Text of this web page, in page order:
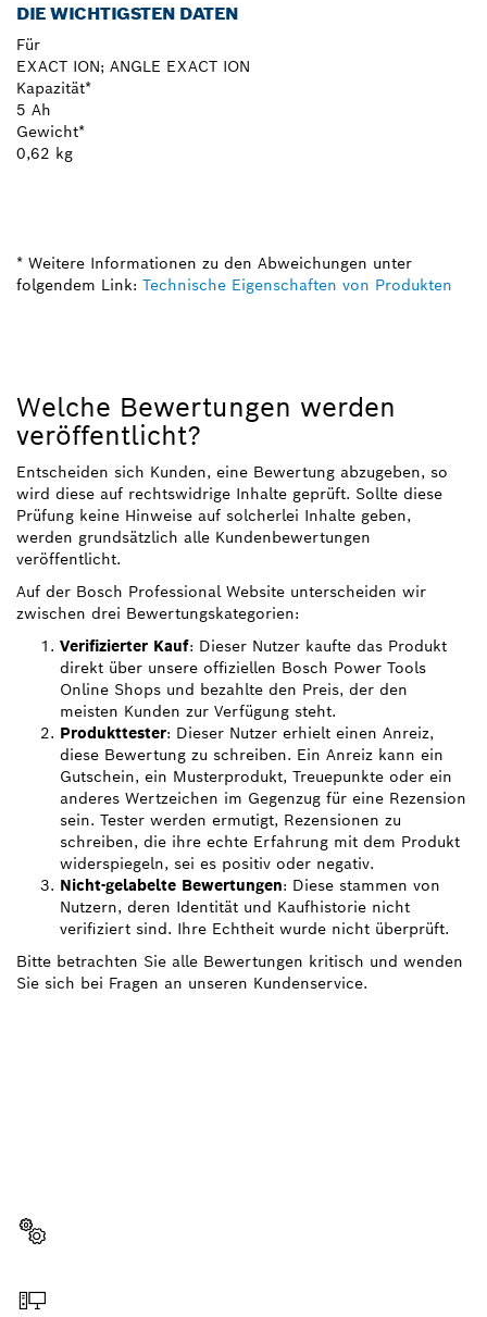
DIE WICHTIGSTEN DATEN
Für
EXACT ION; ANGLE EXACT ION
Kapazität*
5 Ah
Gewicht*
0,62 kg
* Weitere Informationen zu den Abweichungen unter
folgendem Link: Technische Eigenschaften von Produkten
Welche Bewertungen werden
veröffentlicht?
Entscheiden sich Kunden, eine Bewertung abzugeben, so
wird diese auf rechtswidrige Inhalte geprüft. Sollte diese
Prüfung keine Hinweise auf solcherlei Inhalte geben,
werden grundsätzlich alle Kundenbewertungen
veröffentlicht.
Auf der Bosch Professional Website unterscheiden wir
zwischen drei Bewertungskategorien:
Verifizierter Kauf: Dieser Nutzer kaufte das Produkt
direkt über unsere offiziellen Bosch Power Tools
Online Shops und bezahlte den Preis, der den
meisten Kunden zur Verfügung steht.
Produkttester: Dieser Nutzer erhielt einen Anreiz,
diese Bewertung zu schreiben. Ein Anreiz kann ein
Gutschein, ein Musterprodukt, Treuepunkte oder ein
anderes Wertzeichen im Gegenzug für eine Rezension
sein. Tester werden ermutigt, Rezensionen zu
schreiben, die ihre echte Erfahrung mit dem Produkt
widerspiegeln, sei es positiv oder negativ.
Nicht-gelabelte Bewertungen: Diese stammen von
Nutzern, deren Identität und Kaufhistorie nicht
verifiziert sind. Ihre Echtheit wurde nicht überprüft.
Bitte betrachten Sie alle Bewertungen kritisch und wenden
Sie sich bei Fragen an unseren Kundenservice.